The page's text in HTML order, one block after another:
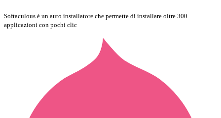
Softaculous è un auto installatore che permette di installare oltre 300
applicazioni con pochi clic